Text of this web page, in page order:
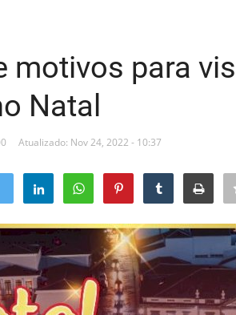
motivos para
Natal
Atualizado: Nov 24, 2022 - 10:37